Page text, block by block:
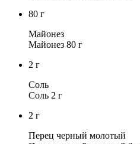
80 г
Майонез
Майонез 80 г
2 г
Соль
Соль 2 г
2 г
Перец черный молотый